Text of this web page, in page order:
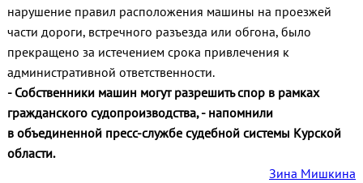
нарушение правил расположения машины на проезжей
части дороги, встречного разъезда или обгона, было
прекращено за истечением срока привлечения к
административной ответственности.
- Собственники машин могут разрешить спор в рамках
гражданского судопроизводства, - напомнили
в объединенной пресс-службе судебной системы Курской
области.
Зина Мишкина